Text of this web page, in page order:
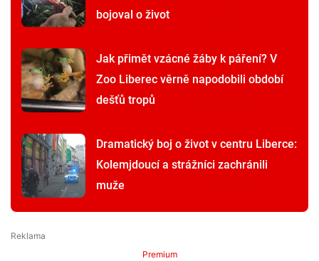
bojoval o život
Jak přimět vzácné žáby k páření? V
Zoo Liberec věrně napodobili období
dešťů tropů
Dramatický boj o život v centru Liberce:
Kolemjdoucí a strážníci zachránili
muže
Premium